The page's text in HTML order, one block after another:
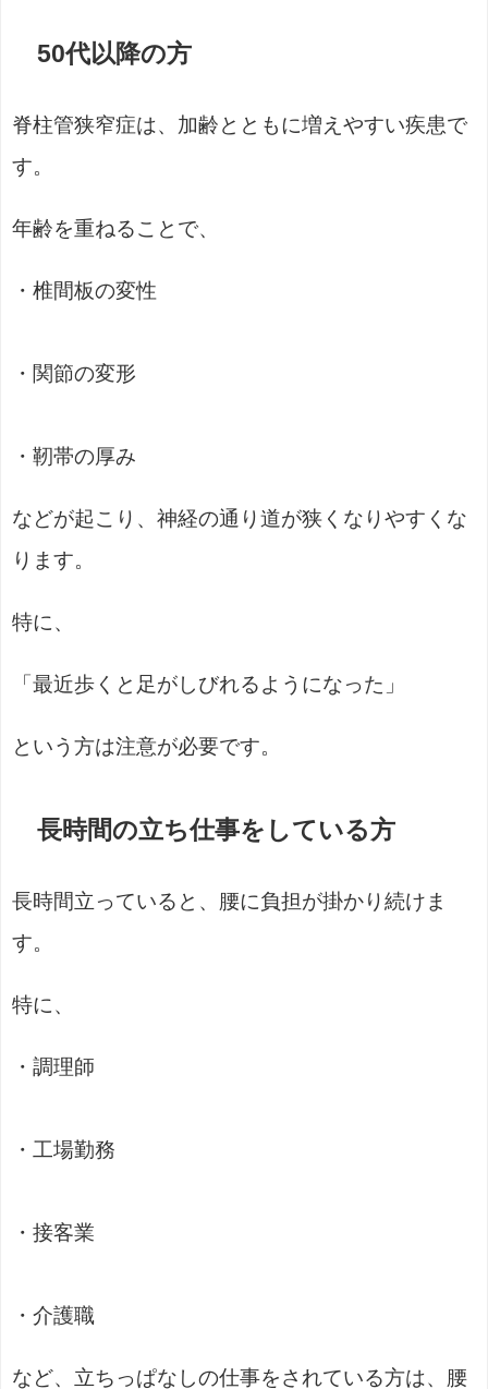
50代以降の方
脊柱管狭窄症は、加齢とともに増えやすい疾患で
す。
年齢を重ねることで、
・椎間板の変性
・関節の変形
・靭帯の厚み
などが起こり、神経の通り道が狭くなりやすくな
ります。
特に、
「最近歩くと足がしびれるようになった」
という方は注意が必要です。
長時間の立ち仕事をしている方
長時間立っていると、腰に負担が掛かり続けま
す。
特に、
・調理師
・工場勤務
・接客業
・介護職
など、立ちっぱなしの仕事をされている方は、腰